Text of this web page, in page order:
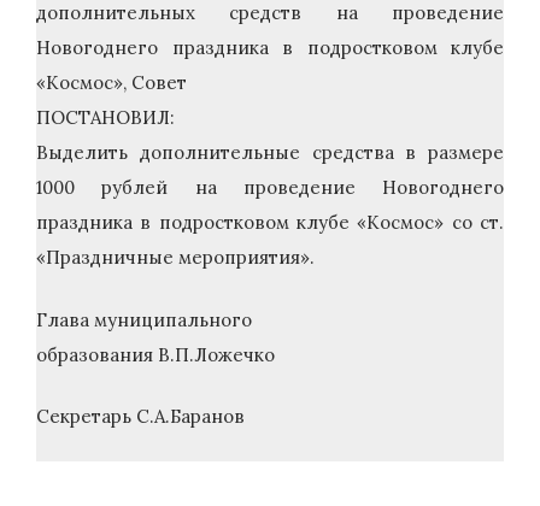
дополнительных средств на проведение
Новогоднего праздника в подростковом клубе
«Космос», Совет
ПОСТАНОВИЛ:
Выделить дополнительные средства в размере
1000 рублей на проведение Новогоднего
праздника в подростковом клубе «Космос» со ст.
«Праздничные мероприятия».
Глава муниципального
образования В.П.Ложечко
Секретарь С.А.Баранов